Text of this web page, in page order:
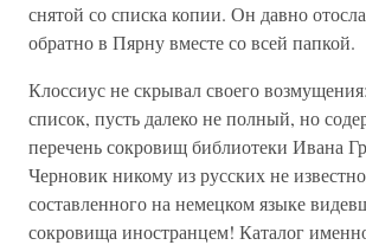
снятой со списка копии. Он давно
обратно в Пярну вместе со всей папкой.
Клоссиус не скрывал своего
список, пусть далеко не полный, но
перечень сокровищ библиотеки Ивана
Черновик никому из русских не
составленного на немецком языке
сокровища иностранцем! Каталог